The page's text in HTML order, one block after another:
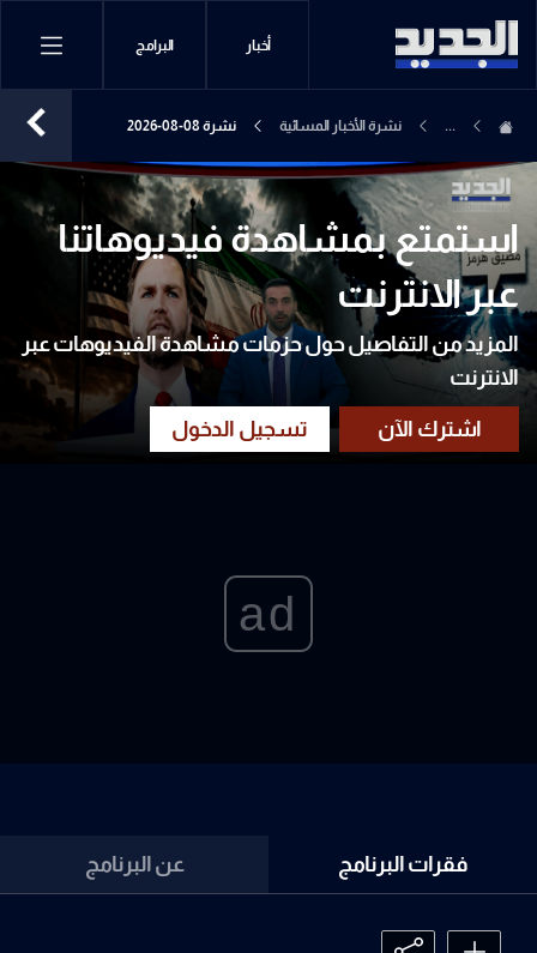
أخبار البرامج
... نشرة الأخبار المسائية نشرة 08-08-2026
استمتع بمشاهدة فيديوهاتنا
عبر الانترنت
المزيد من التفاصيل حول حزمات مشاهدة الفيديوهات عبر
الانترنت
ad
فقرات البرنامج عن البرنامج